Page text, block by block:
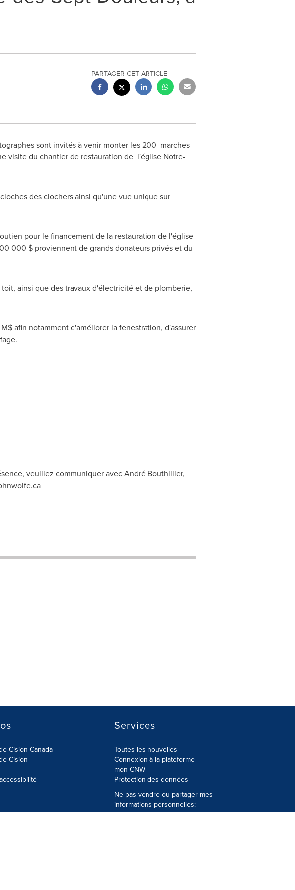
PARTAGER CET ARTICLE
sont invités à venir monter les 200 marches
visite du chantier de restauration de l'église Notre-
des clochers ainsi qu'une vue unique sur
pour le financement de la restauration de l'église
000 $ proviennent de grands donateurs privés et du
ainsi que des travaux d'électricité et de plomberie,
afin notamment d'améliorer la fenestration, d'assurer
veuillez communiquer avec André Bouthillier,
Cision Canada
Cision
Services
Toutes les nouvelles
Connexion à la plateforme
mon CNW
Protection des données
Ne pas vendre ou partager mes
informations personnelles: